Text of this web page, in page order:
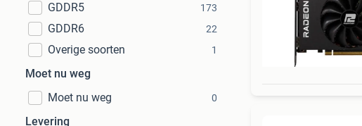
GDDR5 173
GDDR6 22
Overige soorten 1
Moet nu weg
Moet nu weg
0
Levering